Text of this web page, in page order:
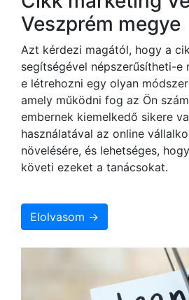
Veszprém megye
Azt kérdezi magától, hogy a
segítségével népszerűsítheti-e
e létrehozni egy olyan
amely működni fog az Ön
embernek kiemelkedő sikere
használatával az online
növelésére, és lehetséges,
követi ezeket a tanácsokat.
Elolvasom →